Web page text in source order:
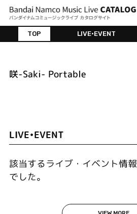
TOP LIVE•EVENT
咲-Saki- Portable
LIVE•EVENT
該当するライブ・イベント情
でした。